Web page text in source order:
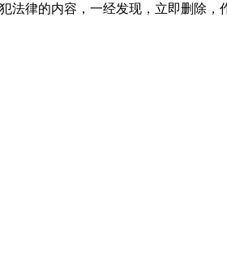
法律的内容，一经发现，立即删除